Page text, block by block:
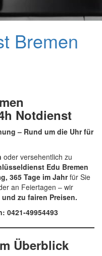
Bremen
Notdienst
– Rund um die Uhr für
oder versehentlich zu
Edu Bremen
365 Tage im Jahrfür Sie
an Feiertagen – wir
zu fairen Preisen.
0421-49954493
Überblick